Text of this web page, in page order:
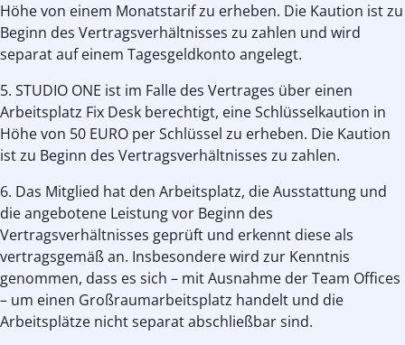
Höhe von einem Monatstarif zu erheben. Die Kaution ist zu
Beginn des Vertragsverhältnisses zu zahlen und wird
separat auf einem Tagesgeldkonto angelegt.
5. STUDIO ONE ist im Falle des Vertrages über einen
Arbeitsplatz Fix Desk berechtigt, eine Schlüsselkaution in
Höhe von 50 EURO per Schlüssel zu erheben. Die Kaution
ist zu Beginn des Vertragsverhältnisses zu zahlen.
6. Das Mitglied hat den Arbeitsplatz, die Ausstattung und
die angebotene Leistung vor Beginn des
Vertragsverhältnisses geprüft und erkennt diese als
vertragsgemäß an. Insbesondere wird zur Kenntnis
genommen, dass es sich – mit Ausnahme der Team Offices
– um einen Großraumarbeitsplatz handelt und die
Arbeitsplätze nicht separat abschließbar sind.